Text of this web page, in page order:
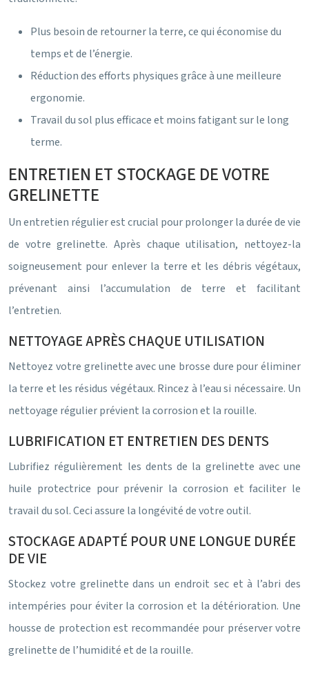
Plus besoin de retourner la terre, ce qui économise du
temps et de l’énergie.
Réduction des efforts physiques grâce à une meilleure
ergonomie.
Travail du sol plus efficace et moins fatigant sur le long
terme.
ENTRETIEN ET STOCKAGE DE VOTRE
GRELINETTE
Un entretien régulier est crucial pour prolonger la durée de vie
de votre grelinette. Après chaque utilisation, nettoyez-la
soigneusement pour enlever la terre et les débris végétaux,
prévenant ainsi l’accumulation de terre et facilitant
l’entretien.
NETTOYAGE APRÈS CHAQUE UTILISATION
Nettoyez votre grelinette avec une brosse dure pour éliminer
la terre et les résidus végétaux. Rincez à l’eau si nécessaire. Un
nettoyage régulier prévient la corrosion et la rouille.
LUBRIFICATION ET ENTRETIEN DES DENTS
Lubrifiez régulièrement les dents de la grelinette avec une
huile protectrice pour prévenir la corrosion et faciliter le
travail du sol. Ceci assure la longévité de votre outil.
STOCKAGE ADAPTÉ POUR UNE LONGUE DURÉE
DE VIE
Stockez votre grelinette dans un endroit sec et à l’abri des
intempéries pour éviter la corrosion et la détérioration. Une
housse de protection est recommandée pour préserver votre
grelinette de l’humidité et de la rouille.